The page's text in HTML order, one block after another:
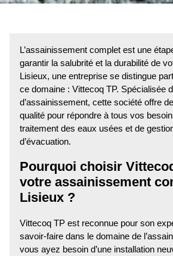
L’assainissement complet est une
garantir la salubrité et la durabilité de
Lisieux, une entreprise se distingue
ce domaine : Vittecoq TP. Spécialisée
d’assainissement, cette société offre
qualité pour répondre à tous vos
traitement des eaux usées et de
d’évacuation.
Pourquoi choisir
votre assainissement
Lisieux ?
Vittecoq TP est reconnue pour son
savoir-faire dans le domaine de
vous ayez besoin d’une installation